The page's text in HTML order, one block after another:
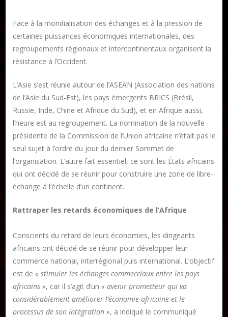
Collections
Les ateliers d’écriture littéraire
Publier un article
Face à la mondialisation des échanges et à la pression de
certaines puissances économiques internationales, des
regroupements régionaux et intercontinentaux organisent la
résistance à l’Occident.
L’Asie s’est réunie autour de l’ASEAN (Association des nations
de l’Asie du Sud-Est), les pays émergents BRICS (Brésil,
Russie, Inde, Chine et Afrique du Sud), et en Afrique aussi,
l’heure est au regroupement. La nomination de la nouvelle
présidente de la Commission de l’Union africaine n’était pas le
seul sujet à l’ordre du jour du dernier Sommet de
l’organisation. L’autre fait essentiel, ce sont les États africains
qui ont décidé de se réunir pour construire une zone de libre-
échange à l’échelle d’un continent.
Rattraper les retards économiques de l’Afrique
Conscients du retard de leurs économies, les dirigeants
africains ont décidé de se réunir pour développer leur
commerce national, interrégional puis international. L’objectif
est de« stimuler les échanges commerciaux entre les pays
africains », car il s’agit d’un« avenir prometteur qui va
considérablement améliorer l’économie africaine et le
processus de son intégration », a indiqué le communiqué